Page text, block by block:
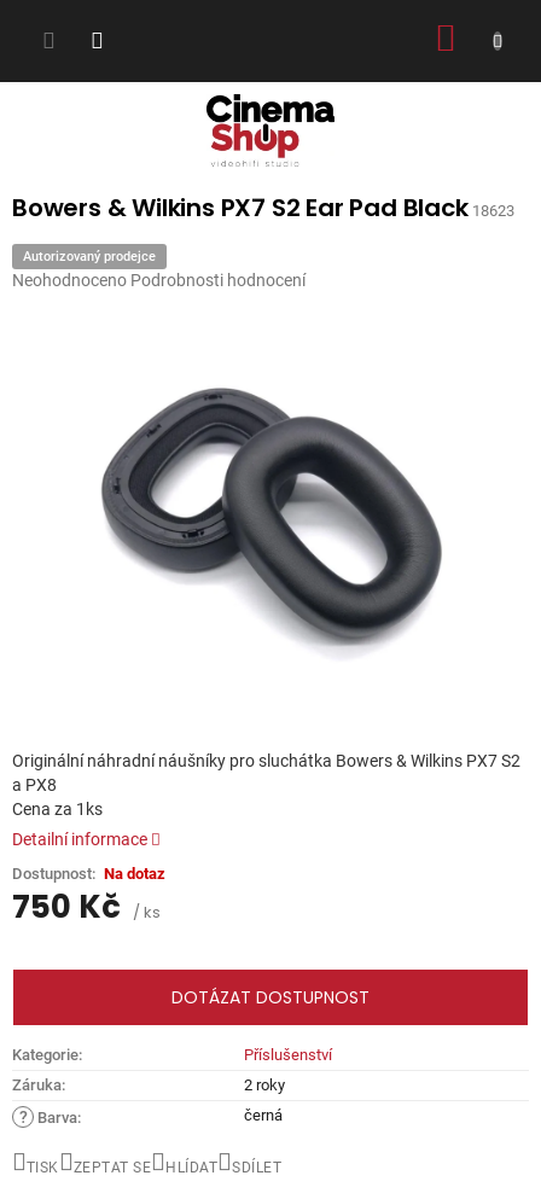
Bowers & Wilkins PX7 S2 Ear Pad Black 18623
Autorizovaný prodejce
Průměrné
Neohodnoceno Podrobnosti hodnocení
750 Kč / ks
cena:
Na dotaz
Kategorie:
Příslušenství
Záruka: 2 roky
? Barva: černá
DOTÁZAT DOSTUPNOST
Originální náhradní náušníky pro sluchátka Bowers & Wilkins PX7 S2
a PX8
Cena za 1ks
Detailní informace
TISK ZEPTAT SE HLÍDAT SDÍLET